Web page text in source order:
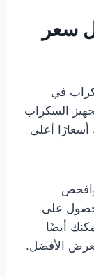
سعر
في
السكراب
أعلى
على
أيضًا
الأفضل.